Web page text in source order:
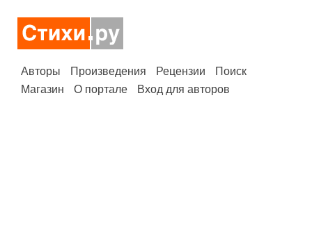
Авторы Произведения Рецензии
Поиск
Магазин
О портале Вход для авторов